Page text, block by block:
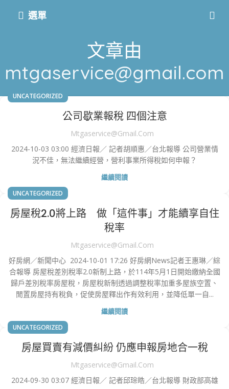
選單
文章由
mtgaservice@gmail.com
UNCATEGORIZED
公司歇業報稅 四個注意
Mtgaservice@gmail.com
2024-10-03 03:00 經濟日報／ 記者胡順惠／台北報導 公司營業情
況不佳，無法繼續經營，營利事業所得稅如何申報？
繼續閱讀
UNCATEGORIZED
房屋稅2.0將上路 做「這件事」才能續享自住
稅率
Mtgaservice@gmail.com
好房網／新聞中心 2024-10-01 17:26 好房網News記者王惠琳／綜
合報導 房屋稅差別稅率2.0新制上路，於114年5月1日開始繳納全國
歸戶差別稅率房屋稅，房屋稅新制透過調整稅率加重多屋族空置、
閒置房屋持有稅負，促使房屋釋出作有效利用，並降低單一自...
繼續閱讀
UNCATEGORIZED
房屋買賣有減價糾紛 仍應申報房地合一稅
Mtgaservice@gmail.com
2024-09-30 03:07 經濟日報／ 記者邱琮皓／台北報導 財政部高雄